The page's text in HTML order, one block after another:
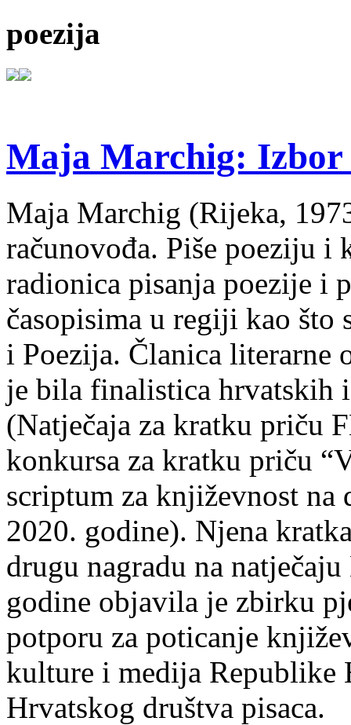
poezija
Maja Marchig: Izbor
Maja Marchig (Rijeka,
računovođa. Piše poeziju i
radionica pisanja poezije i
časopisima u regiji kao što
i Poezija. Članica literarne
je bila finalistica hrvatskih
(Natječaja za kratku priču
konkursa za kratku priču
scriptum za književnost na
2020. godine). Njena
drugu nagradu na
godine objavila je zbirku
potporu za poticanje
kulture i medija Republike
Hrvatskog društva pisaca.